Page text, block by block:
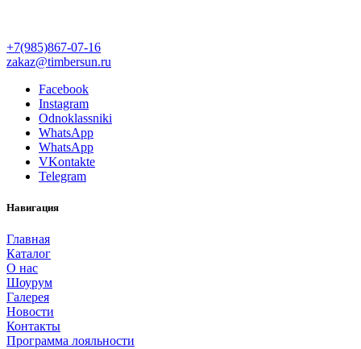
+7(985)867-07-16
zakaz@timbersun.ru
Facebook
Instagram
Odnoklassniki
WhatsApp
WhatsApp
VKontakte
Telegram
Навигация
Главная
Каталог
О нас
Шоурум
Галерея
Новости
Контакты
Программа лояльности